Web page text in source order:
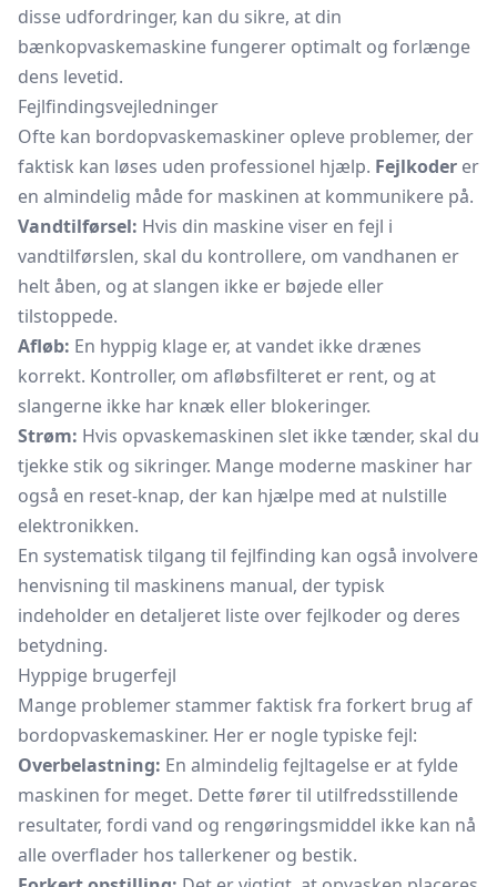
disse udfordringer, kan du sikre, at din
bænkopvaskemaskine fungerer optimalt og forlænge
dens levetid.
Fejlfindingsvejledninger
Ofte kan bordopvaskemaskiner opleve problemer, der
faktisk kan løses uden professionel hjælp. Fejlkoder er
en almindelig måde for maskinen at kommunikere på.
Vandtilførsel: Hvis din maskine viser en fejl i
vandtilførslen, skal du kontrollere, om vandhanen er
helt åben, og at slangen ikke er bøjede eller
tilstoppede.
Afløb: En hyppig klage er, at vandet ikke drænes
korrekt. Kontroller, om afløbsfilteret er rent, og at
slangerne ikke har knæk eller blokeringer.
Strøm: Hvis opvaskemaskinen slet ikke tænder, skal du
tjekke stik og sikringer. Mange moderne maskiner har
også en reset-knap, der kan hjælpe med at nulstille
elektronikken.
En systematisk tilgang til fejlfinding kan også involvere
henvisning til maskinens manual, der typisk
indeholder en detaljeret liste over fejlkoder og deres
betydning.
Hyppige brugerfejl
Mange problemer stammer faktisk fra forkert brug af
bordopvaskemaskiner. Her er nogle typiske fejl:
Overbelastning: En almindelig fejltagelse er at fylde
maskinen for meget. Dette fører til utilfredsstillende
resultater, fordi vand og rengøringsmiddel ikke kan nå
alle overflader hos tallerkener og bestik.